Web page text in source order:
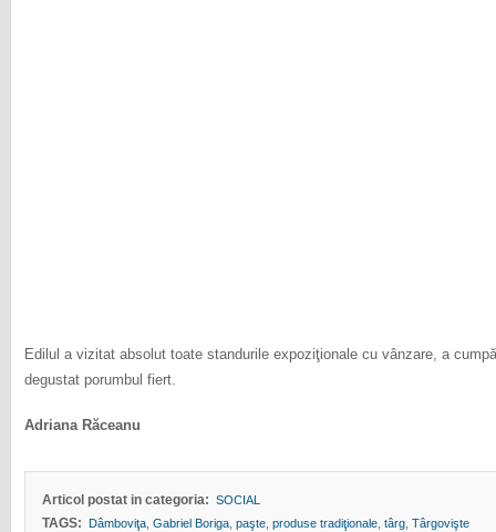
Edilul a vizitat absolut toate standurile expoziţionale cu vânzare, a
degustat porumbul fiert.
Adriana Răceanu
Articol postat in categoria: SOCIAL
TAGS: Dâmboviţa, Gabriel Boriga, paşte, produse tradiţionale, târg, Târgovişte